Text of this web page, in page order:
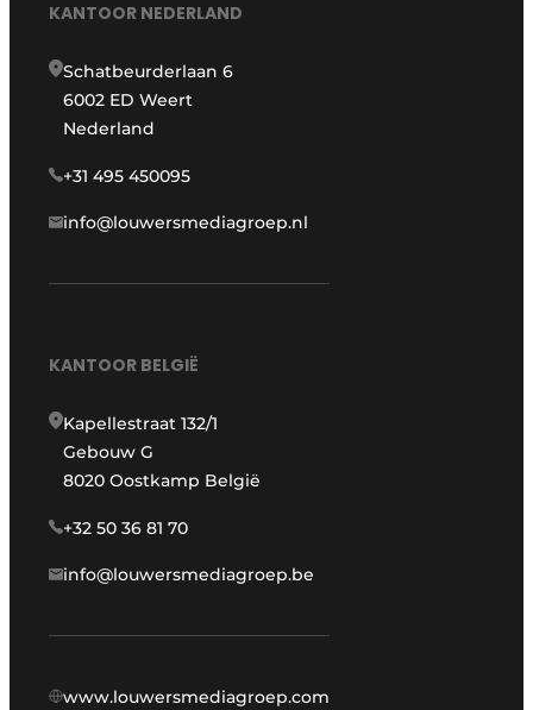
KANTOOR NEDERLAND
Schatbeurderlaan 6
6002 ED Weert
Nederland
+31 495 450095
info@louwersmediagroep.nl
KANTOOR BELGIË
Kapellestraat 132/1
Gebouw G
8020 Oostkamp België
+32 50 36 81 70
info@louwersmediagroep.be
www.louwersmediagroep.com